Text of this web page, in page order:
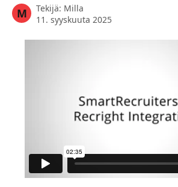
M Tekijä: Milla
11. syyskuuta 2025